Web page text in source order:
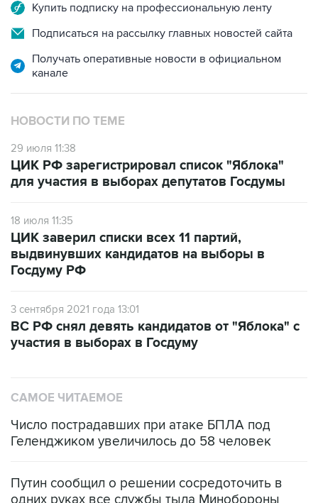
Купить подписку на профессиональную ленту
Подписаться на рассылку главных новостей сайта
Получать оперативные новости в официальном
канале
НОВОСТИ ПО ТЕМЕ
29 июля 11:38
ЦИК РФ зарегистрировал список "Яблока"
для участия в выборах депутатов Госдумы
18 июля 11:35
ЦИК заверил списки всех 11 партий,
выдвинувших кандидатов на выборы в
Госдуму РФ
3 сентября 2021 года 13:01
ВС РФ снял девять кандидатов от "Яблока" с
участия в выборах в Госдуму
САМОЕ ЧИТАЕМОЕ
Число пострадавших при атаке БПЛА под
Геленджиком увеличилось до 58 человек
Путин сообщил о решении сосредоточить в